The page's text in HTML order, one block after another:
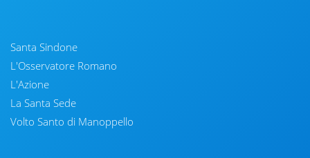
Santa Sindone
L'Osservatore Romano
L'Azione
La Santa Sede
Volto Santo di Manoppello